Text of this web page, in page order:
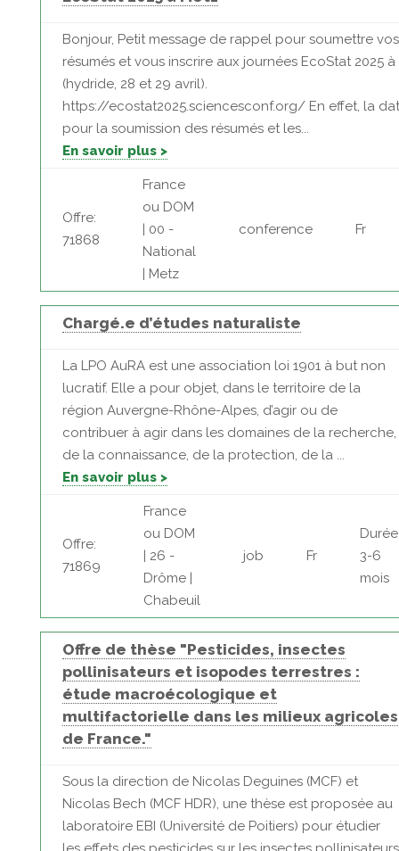
Bonjour, Petit message de rappel pour soumettre vos
résumés et vous inscrire aux journées EcoStat 2025 à
(hydride, 28 et 29 avril).
https://ecostat2025.sciencesconf.org/ En effet, la
pour la soumission des résumés et les...
En savoir plus >
Offre:
71868
France
ou DOM
| 00 -
National
| Metz
conference Fr
Chargé.e d’études naturaliste
La LPO AuRA est une association loi 1901 à but non
lucratif. Elle a pour objet, dans le territoire de la
région Auvergne-Rhône-Alpes, d’agir ou de
contribuer à agir dans les domaines de la recherche,
de la connaissance, de la protection, de la ...
En savoir plus >
Offre:
71869
France
ou DOM
| 26 -
Drôme |
Chabeuil
job Fr
3-6
mois
Offre de thèse "Pesticides, insectes
pollinisateurs et isopodes terrestres :
étude macroécologique et
multifactorielle dans les milieux agricoles
de France."
Sous la direction de Nicolas Deguines (MCF) et
Nicolas Bech (MCF HDR), une thèse est proposée au
laboratoire EBI (Université de Poitiers) pour étudier